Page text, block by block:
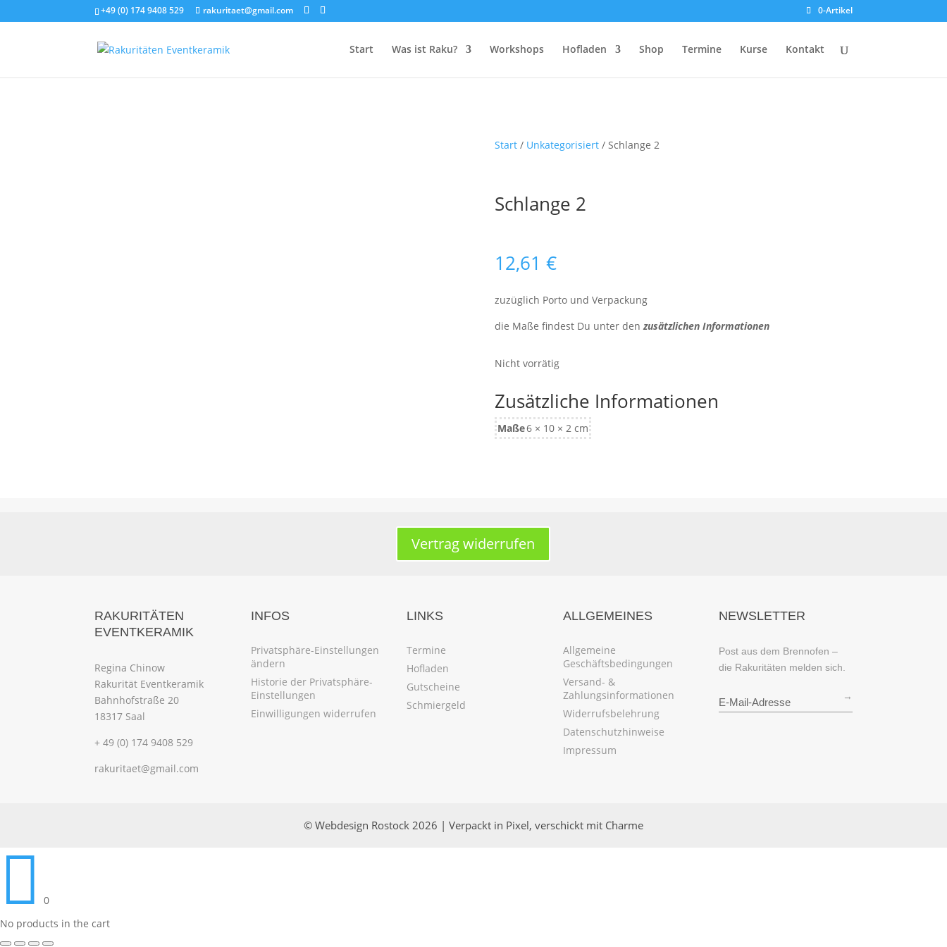
+49 (0) 174 9408 529 rakuritaet@gmail.com 0-Artikel
Start Was ist Raku? Workshops Hofladen Shop Termine Kurse Kontakt
Start/ Unkategorisiert/ Schlange 2
Schlange 2
12,61 €
zuzüglich Porto und Verpackung
die Maße findest Du unter denzusätzlichen Informationen
Nicht vorrätig
Zusätzliche Informationen
Maße6 × 10 × 2 cm
Vertrag widerrufen
RAKURITÄTEN
EVENTKERAMIK
Regina Chinow
Rakurität Eventkeramik
Bahnhofstraße 20
18317 Saal
+ 49 (0) 174 9408 529
rakuritaet@gmail.com
INFOS
Privatsphäre-Einstellungen
ändern
Historie der Privatsphäre-
Einstellungen
Einwilligungen widerrufen
LINKS
Termine
Hofladen
Gutscheine
Schmiergeld
ALLGEMEINES
Allgemeine
Geschäftsbedingungen
Versand- &
Zahlungsinformationen
Widerrufsbelehrung
Datenschutzhinweise
Impressum
NEWSLETTER
Post aus dem Brennofen –
die Rakuritäten melden sich.
→
© Webdesign Rostock 2026 | Verpackt in Pixel, verschickt mit Charme

0
No products in the cart